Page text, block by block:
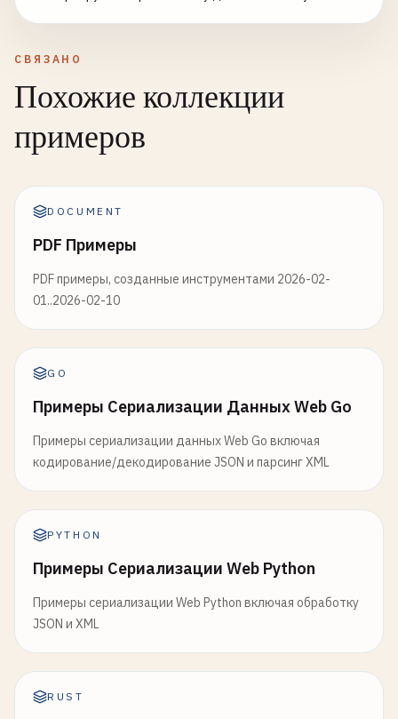
инструмент обойдёт каждый лист, пометит каждый
числовой отступ, размер шрифта и строку, затем
для Tailwind, tokens.json Style Dictionary или SCSS-
и дизайн-токенами Figma/CSS/Tailwind без копирования
каждого значения вручную.
СВЯЗАНО
Похожие коллекции
примеров
DOCUMENT
PDF Примеры
PDF примеры, созданные инструментами 2026-02-
01..2026-02-10
GO
Примеры Сериализации Данных Web Go
Примеры сериализации данных Web Go включая
кодирование/декодирование JSON и парсинг XML
PYTHON
Примеры Сериализации Web Python
Примеры сериализации Web Python включая обработку
JSON и XML
RUST